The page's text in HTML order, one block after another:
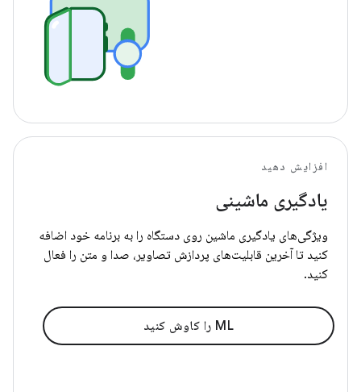
افزایش دهید
یادگیری ماشینی
ویژگی‌های یادگیری ماشین روی دستگاه را به برنامه خود اضافه
کنید تا آخرین قابلیت‌های پردازش تصاویر، صدا و متن را فعال
کنید.
ML را کاوش کنید